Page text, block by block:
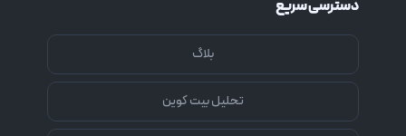
دسترسی سریع
بلاگ
تحلیل بیت کوین